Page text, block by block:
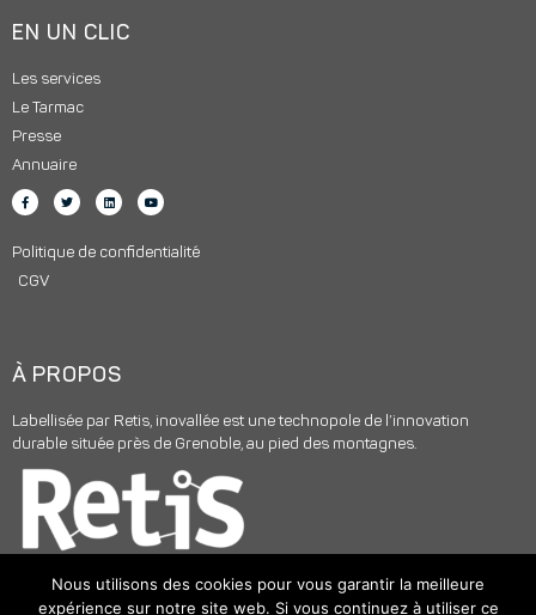
EN UN CLIC
Les services
Le Tarmac
Presse
Annuaire
Politique de confidentialité
CGV
À PROPOS
Labellisée par Retis, inovallée est une technopole de l’innovation
durable située près de Grenoble, au pied des montagnes.
Nous utilisons des cookies pour vous garantir la meilleure
expérience sur notre site web. Si vous continuez à utiliser ce